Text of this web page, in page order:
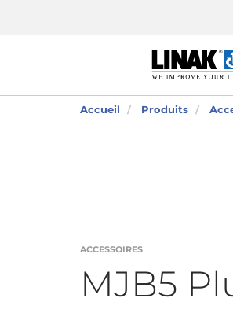
Accueil Produits
ACCESSOIRES
MJB5